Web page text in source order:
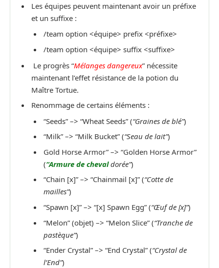
Les équipes peuvent maintenant avoir un préfixe
et un suffixe :
/team option <équipe> prefix <préfixe>
/team option <équipe> suffix <suffixe>
Le progrès “Mélanges dangereux” nécessite
maintenant l’effet résistance de la potion du
Maître Tortue.
Renommage de certains éléments :
“Seeds” –> “Wheat Seeds” (“Graines de blé”)
“Milk” –> “Milk Bucket” (“Seau de lait”)
Gold Horse Armor” –> “Golden Horse Armor”
(“Armure de chevaldorée”)
“Chain [x]” –> “Chainmail [x]” (“Cotte de
mailles”)
“Spawn [x]” –> “[x] Spawn Egg” (“Œuf de [x]”)
“Melon” (objet) –> “Melon Slice” (“Tranche de
pastèque”)
“Ender Crystal” –> “End Crystal” (“Crystal de
l’End”)